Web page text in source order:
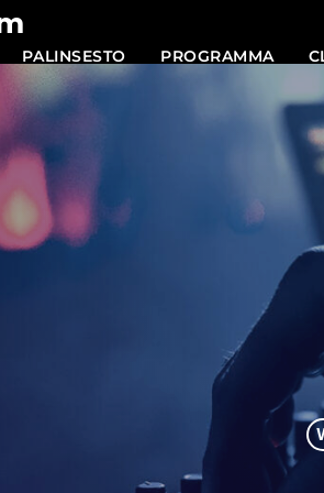
PALINSESTO PROGRAMMA